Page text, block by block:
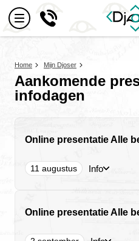
Home Mijn Djoser
Aankomende
infodagen
Online presentatie Alle
11 augustus Info
Online presentatie Alle